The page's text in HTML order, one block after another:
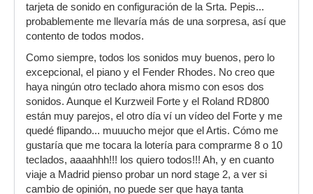
tarjeta de sonido en configuración de la Srta. Pepis...
probablemente me llevaría más de una sorpresa, así que
contento de todos modos.
Como siempre, todos los sonidos muy buenos, pero lo
excepcional, el piano y el Fender Rhodes. No creo que
haya ningún otro teclado ahora mismo con esos dos
sonidos. Aunque el Kurzweil Forte y el Roland RD800
están muy parejos, el otro día ví un vídeo del Forte y me
quedé flipando... muuucho mejor que el Artis. Cómo me
gustaría que me tocara la lotería para comprarme 8 o 10
teclados, aaaahhh!!! los quiero todos!!! Ah, y en cuanto
viaje a Madrid pienso probar un nord stage 2, a ver si
cambio de opinión, no puede ser que haya tanta